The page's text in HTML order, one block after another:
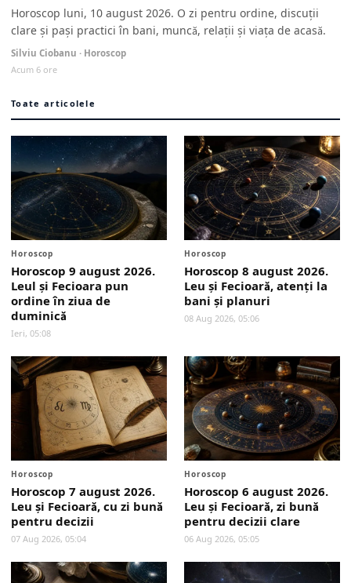
Horoscop luni, 10 august 2026. O zi pentru ordine, discuții
clare și pași practici în bani, muncă, relații și viața de acasă.
Silviu Ciobanu · Horoscop
Acum 6 ore
Toate articolele
Horoscop
Horoscop 9 august 2026.
Leul și Fecioara pun
ordine în ziua de
duminică
Ieri, 05:08
Horoscop
Horoscop 8 august 2026.
Leu și Fecioară, atenți la
bani și planuri
08 Aug 2026, 05:06
Horoscop
Horoscop 7 august 2026.
Leu și Fecioară, cu zi bună
pentru decizii
07 Aug 2026, 05:04
Horoscop
Horoscop 6 august 2026.
Leu și Fecioară, zi bună
pentru decizii clare
06 Aug 2026, 05:05